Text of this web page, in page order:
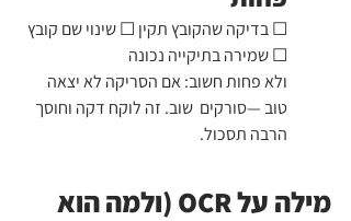
☐ בדיקה שהקובץ תקין ☐ שינוי שם קובץ
☐ שמירה בתיקייה נכונה
ולא פחות חשוב: אם הסריקה לא יצאה
טוב —סורקים  שוב. זה לוקח דקה וחוסך
הרבה תסכול.
מילה על OCR (ולמה הוא